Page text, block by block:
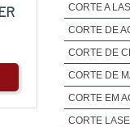
CORTE A
CORTE DE
CORTE DE
CORTE DE
CORTE EM
CORTE